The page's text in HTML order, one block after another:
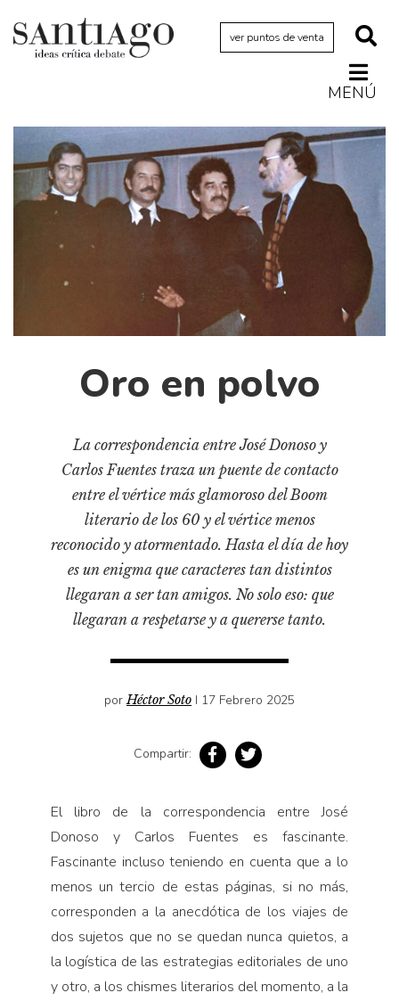
ver puntos de venta
MENÚ
Archivo Cenfoto-UDP
Arquetipos de situación
Artes visuales
Cine y televisión
Cómics
Gran reserva
Historia
Historia material de los libros
Lagunas mentales
Pensamiento ilustrado
Personaje
Personajes secundarios
Política
Relecturas
Sociedad
Turismo accidental
Oro en polvo
La correspondencia entre José Donoso y
Carlos Fuentes traza un puente de contacto
entre el vértice más glamoroso del Boom
literario de los 60 y el vértice menos
reconocido y atormentado. Hasta el día de hoy
es un enigma que caracteres tan distintos
llegaran a ser tan amigos. No solo eso: que
llegaran a respetarse y a quererse tanto.
porHéctor Soto I 17 Febrero 2025
Compartir:
El libro de la correspondencia entre José
Donoso y Carlos Fuentes es fascinante.
Fascinante incluso teniendo en cuenta que a lo
menos un tercio de estas páginas, si no más,
corresponden a la anecdótica de los viajes de
dos sujetos que no se quedan nunca quietos, a
la logística de las estrategias editoriales de uno
y otro, a los chismes literarios del momento, a la